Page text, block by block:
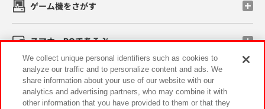
ゲーム機をさがす
スマホ・PCであそぶ
イベント・キャンペーン
We collect unique personal identifiers such as cookies to
analyze our traffic and to personalize content and ads. We
share information about your use of our website with our
analytics and advertising partners, who may combine it with
other information that you have provided to them or that they